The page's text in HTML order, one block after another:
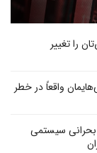
را تغییر
واقعاً در خطر
بحرانی سیستمی